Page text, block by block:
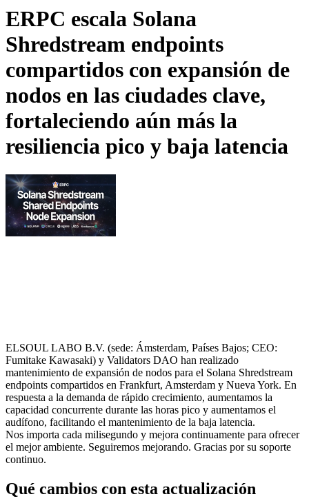
ERPC escala Solana
Shredstream endpoints
compartidos con expansión de
nodos en las ciudades clave,
fortaleciendo aún más la
resiliencia pico y baja latencia
ELSOUL LABO B.V. (sede: Ámsterdam, Países Bajos; CEO:
Fumitake Kawasaki) y Validators DAO han realizado
mantenimiento de expansión de nodos para el Solana Shredstream
endpoints compartidos en Frankfurt, Amsterdam y Nueva York. En
respuesta a la demanda de rápido crecimiento, aumentamos la
capacidad concurrente durante las horas pico y aumentamos el
audífono, facilitando el mantenimiento de la baja latencia.
Nos importa cada milisegundo y mejora continuamente para ofrecer
el mejor ambiente. Seguiremos mejorando. Gracias por su soporte
continuo.
Qué cambios con esta actualización